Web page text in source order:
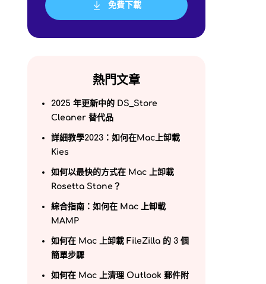
免費下載
熱門文章
2025 年更新中的 DS_Store
Cleaner 替代品
詳細教學2023：如何在Mac上卸載
Kies
如何以最快的方式在 Mac 上卸載
Rosetta Stone？
綜合指南：如何在 Mac 上卸載
MAMP
如何在 Mac 上卸載 FileZilla 的 3 個
簡單步驟
如何在 Mac 上清理 Outlook 郵件附